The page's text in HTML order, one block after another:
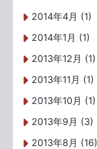
2014年4月 (1)
2014年1月 (1)
2013年12月 (1)
2013年11月 (1)
2013年10月 (1)
2013年9月 (3)
2013年8月 (16)